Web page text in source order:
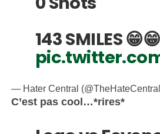
143 SMILES
— Hater Central
C’est pas cool…*rires*